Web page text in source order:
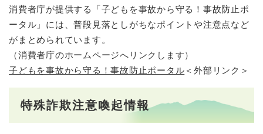
消費者庁が提供する「子どもを事故から守る！事故防止ポ
ータル」には、普段見落としがちなポイントや注意点など
がまとめられています。
（消費者庁のホームページへリンクします）
子どもを事故から守る！事故防止ポータル ＜外部リンク＞
特殊詐欺注意喚起情報